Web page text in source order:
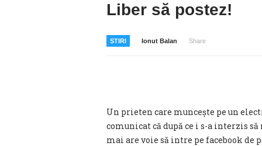
Liber să postez!
STIRI Ionut Balan Share
Un prieten care muncește pe un
comunicat că după ce i s-a interzis
mai are voie să intre pe facebook de